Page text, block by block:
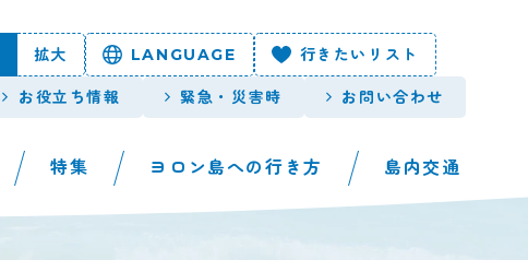
拡大 LANGUAGE 行きたいリスト
お役立ち情報 緊急・災害時 お問い合わせ
特集 ヨロン島への行き方 島内交通